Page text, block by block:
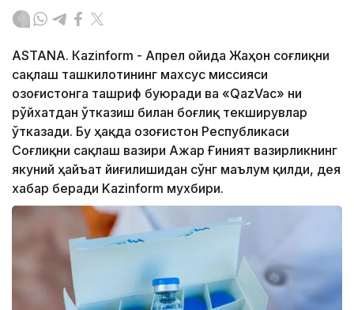
ASTANА. Кazinform - Апрел ойида Жаҳон соғлиқни
сақлаш ташкилотининг махсус миссияси
Қозоғистонга ташриф буюради ва «QazVac» ни
рўйхатдан ўтказиш билан боғлиқ текширувлар
ўтказади. Бу ҳақда Қозоғистон Республикаси
Соғлиқни сақлаш вазири Ажар Ғиният вазирликнинг
якуний ҳайъат йиғилишидан сўнг маълум қилди, дея
хабар беради Kazinform мухбири.